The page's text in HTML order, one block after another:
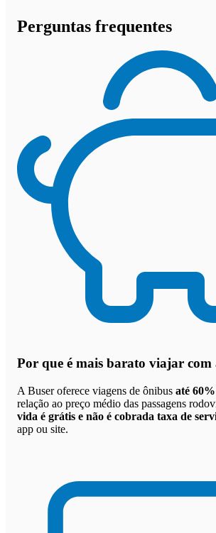
Perguntas frequentes
Por que é mais barato viajar com
A Buser oferece viagens de ônibus até
relação ao preço médio das passagens
vida é grátis e não é cobrada taxa de
app ou site.